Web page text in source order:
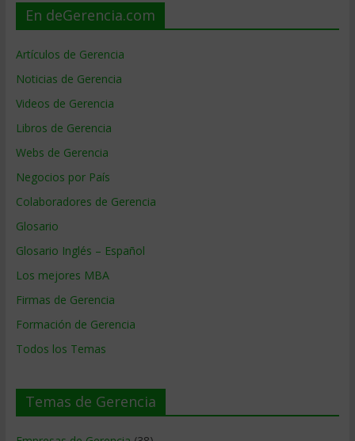
En deGerencia.com
Artículos de Gerencia
Noticias de Gerencia
Videos de Gerencia
Libros de Gerencia
Webs de Gerencia
Negocios por País
Colaboradores de Gerencia
Glosario
Glosario Inglés – Español
Los mejores MBA
Firmas de Gerencia
Formación de Gerencia
Todos los Temas
Temas de Gerencia